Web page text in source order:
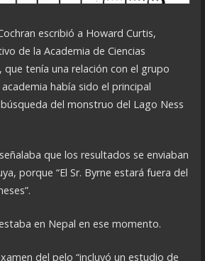
escribió a Howard Curtis,
de la Academia de Ciencias
tenía una relación con el grupo
había sido el principal
del monstruo del Lago Ness
que los resultados se enviaban
porque “El Sr. Byrne estará fuera del
en Nepal en ese momento.
del pelo “incluyó un estudio de